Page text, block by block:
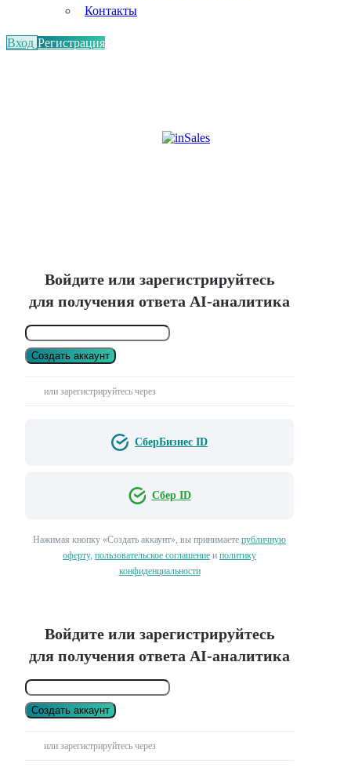
Контакты
Вход Регистрация
Войдите или зарегистрируйтесь
для получения ответа AI-аналитика
Создать аккаунт
или зарегистрируйтесь через
СберБизнес ID
Сбер ID
Нажимая кнопку «Создать аккаунт», вы принимаете публичную
оферту, пользовательское соглашение и политику
конфиденциальности
Войдите или зарегистрируйтесь
для получения ответа AI-аналитика
Создать аккаунт
или зарегистрируйтесь через